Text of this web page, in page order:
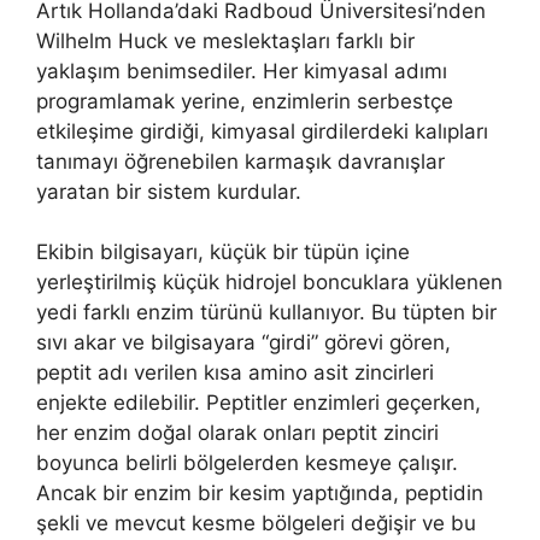
Artık Hollanda’daki Radboud Üniversitesi’nden
Wilhelm Huck ve meslektaşları farklı bir
yaklaşım benimsediler. Her kimyasal adımı
programlamak yerine, enzimlerin serbestçe
etkileşime girdiği, kimyasal girdilerdeki kalıpları
tanımayı öğrenebilen karmaşık davranışlar
yaratan bir sistem kurdular.
Ekibin bilgisayarı, küçük bir tüpün içine
yerleştirilmiş küçük hidrojel boncuklara yüklenen
yedi farklı enzim türünü kullanıyor. Bu tüpten bir
sıvı akar ve bilgisayara “girdi” görevi gören,
peptit adı verilen kısa amino asit zincirleri
enjekte edilebilir. Peptitler enzimleri geçerken,
her enzim doğal olarak onları peptit zinciri
boyunca belirli bölgelerden kesmeye çalışır.
Ancak bir enzim bir kesim yaptığında, peptidin
şekli ve mevcut kesme bölgeleri değişir ve bu